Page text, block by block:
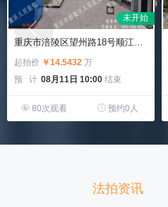
重庆市涪陵区望州路18号顺江花园听江苑H幢3-7-2房屋及室内可移动家具家电
起拍价 ￥14.5432 万
预 计 08月11日 10:00 结束
未开始
80次观看 预约0人
法拍资讯